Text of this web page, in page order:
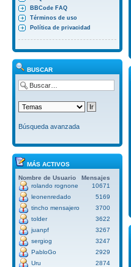
BBCode FAQ
Términos de uso
Política de privacidad
BUSCAR
Búsqueda avanzada
MÁS ACTIVOS
Nombre de Usuario
Mensajes
rolando rognone
10671
leonenredado
5169
tincho mensajero
3700
tolder
3622
juanpf
3267
sergiog
3247
PabloGo
2929
Uru
2874